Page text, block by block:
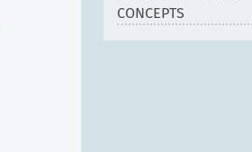
CONCEPTS